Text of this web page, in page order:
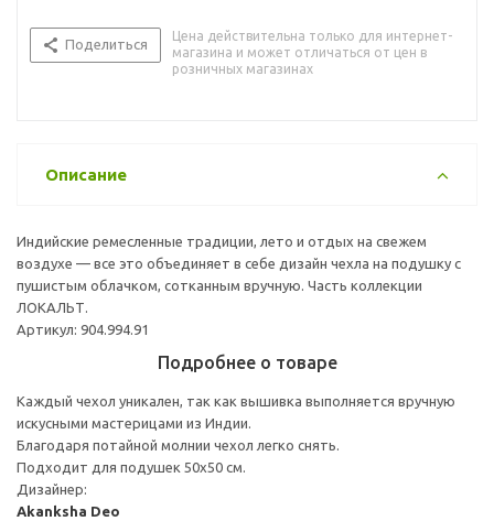
Поделиться
Цена действительна только для интернет-
магазина и может отличаться от цен в
розничных магазинах
Описание
Индийские ремесленные традиции, лето и отдых на свежем
воздухе — все это объединяет в себе дизайн чехла на подушку с
пушистым облачком, сотканным вручную. Часть коллекции
ЛОКАЛЬТ.
Артикул: 904.994.91
Подробнее о товаре
Каждый чехол уникален, так как вышивка выполняется вручную
искусными мастерицами из Индии.
Благодаря потайной молнии чехол легко снять.
Подходит для подушек 50x50 см.
Дизайнер:
Akanksha Deo